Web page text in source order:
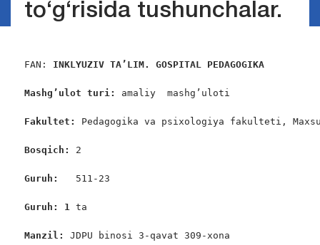
to‘g‘risida tushunchalar.
FAN: INKLYUZIV TA’LIM. GOSPITAL PEDAGOGIKA
Mashg’ulot turi: amaliy  mashg’uloti
Fakultet: Pedagogika va psixologiya fakulteti,
Bosqich: 2
Guruh: 511-23
Guruh: 1 ta
Manzil: JDPU binosi 3-qavat 309-xona